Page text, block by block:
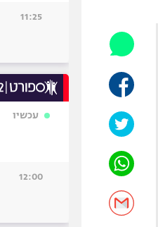
11:25
עכשיו
12:00